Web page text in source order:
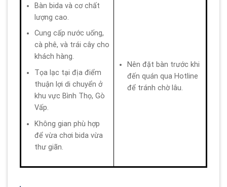
Bàn bida và cơ chất
lượng cao.
Cung cấp nước uống,
cà phê, và trái cây cho
khách hàng.
Tọa lạc tại địa điểm
thuận lợi di chuyển ở
khu vực Bình Thọ, Gò
Vấp.
Không gian phù hợp
để vừa chơi bida vừa
thư giãn.
Nên đặt bàn trước khi
đến quán qua Hotline
để tránh chờ lâu.